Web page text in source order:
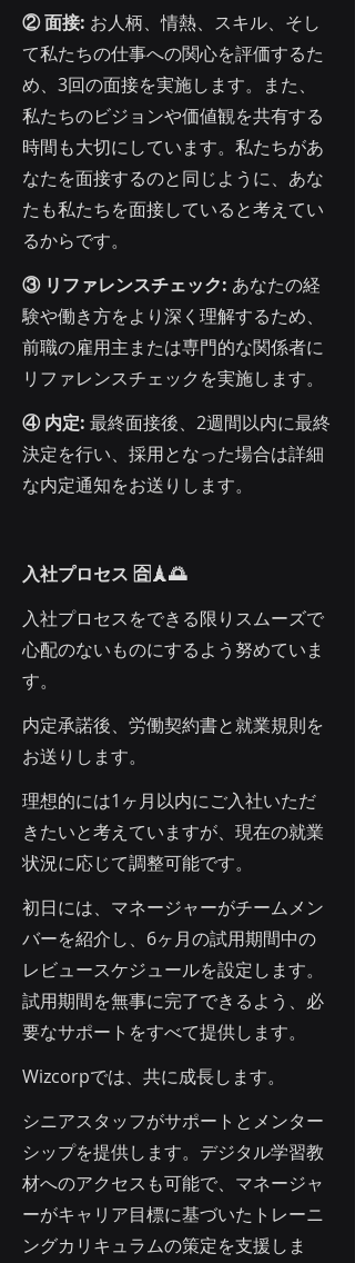
② 面接: お人柄、情熱、スキル、そし
て私たちの仕事への関心を評価するた
め、3回の面接を実施します。また、
私たちのビジョンや価値観を共有する
時間も大切にしています。私たちがあ
なたを面接するのと同じように、あな
たも私たちを面接していると考えてい
るからです。
③ リファレンスチェック: あなたの経
験や働き方をより深く理解するため、
前職の雇用主または専門的な関係者に
リファレンスチェックを実施します。
④ 内定: 最終面接後、2週間以内に最終
決定を行い、採用となった場合は詳細
な内定通知をお送りします。
入社プロセス 🈴🗼🌅
入社プロセスをできる限りスムーズで
心配のないものにするよう努めていま
す。
内定承諾後、労働契約書と就業規則を
お送りします。
理想的には1ヶ月以内にご入社いただ
きたいと考えていますが、現在の就業
状況に応じて調整可能です。
初日には、マネージャーがチームメン
バーを紹介し、6ヶ月の試用期間中の
レビュースケジュールを設定します。
試用期間を無事に完了できるよう、必
要なサポートをすべて提供します。
Wizcorpでは、共に成長します。
シニアスタッフがサポートとメンター
シップを提供します。デジタル学習教
材へのアクセスも可能で、マネージャ
ーがキャリア目標に基づいたトレーニ
ングカリキュラムの策定を支援しま